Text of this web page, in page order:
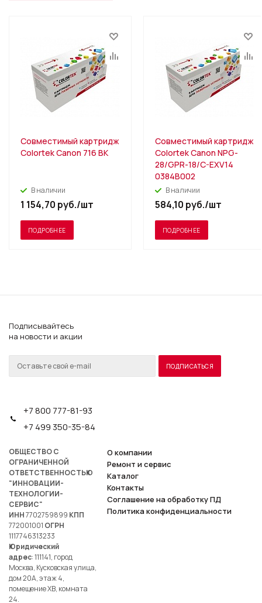
Совместимый картридж
Colortek Canon 716 BK
В наличии
1 154,70 руб./шт
ПОДРОБНЕЕ
Совместимый картридж
Colortek Canon NPG-
28/GPR-18/C-EXV14
0384B002
В наличии
584,10 руб./шт
ПОДРОБНЕЕ
Подписывайтесь
на новости и акции
+7 800 777-81-93
+7 499 350-35-84
ОБЩЕСТВО С
ОГРАНИЧЕННОЙ
ОТВЕТСТВЕННОСТЬЮ
"ИННОВАЦИИ-
ТЕХНОЛОГИИ-
СЕРВИС"
ИНН7702759899 КПП
772001001 ОГРН
1117746313233
Юридический
адрес: 111141, город
Москва, Кусковская улица,
дом 20А, этаж 4,
помещение ХВ, комната
24.
О компании
Ремонт и сервис
Каталог
Контакты
Соглашение на обработку ПД
Политика конфиденциальности